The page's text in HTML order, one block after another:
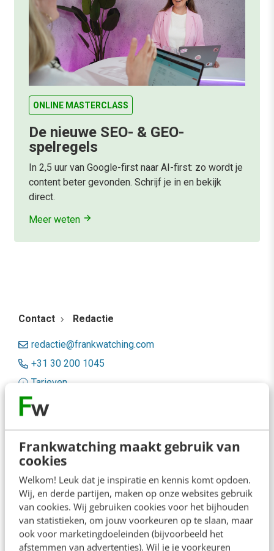
Frankwatching maakt gebruik van
cookies
Welkom! Leuk dat je inspiratie en kennis komt opdoen.
Wij, en derde partijen, maken op onze websites gebruik
van cookies. Wij gebruiken cookies voor het bijhouden
van statistieken, om jouw voorkeuren op te slaan, maar
ook voor marketingdoeleinden (bijvoorbeeld het
afstemmen van advertenties). Wil je je voorkeuren
ONLINE MASTERCLASS
De nieuwe SEO- & GEO-
spelregels
In 2,5 uur van Google-first naar AI-first: zo wordt je
content beter gevonden. Schrijf je in en bekijk
direct.
Meer weten
Contact Redactie
redactie@frankwatching.com
+31 30 200 1045
Tarieven
Meer contactopties
Frankwatching
Adverteren
Contact
Nieuwsbrieven
Over ons